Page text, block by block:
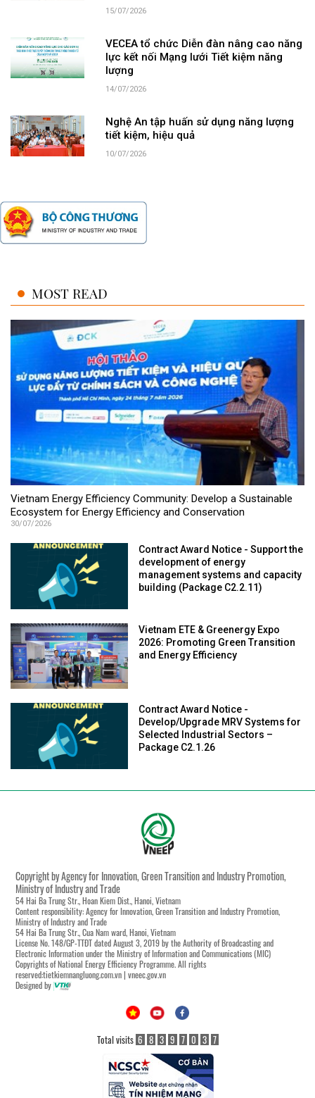
15/07/2026
VECEA tổ chức Diễn đàn nâng cao năng
lực kết nối Mạng lưới Tiết kiệm năng
lượng
14/07/2026
Nghệ An tập huấn sử dụng năng lượng
tiết kiệm, hiệu quả
10/07/2026
MOST READ
Vietnam Energy Efficiency Community: Develop a Sustainable
Ecosystem for Energy Efficiency and Conservation
30/07/2026
Contract Award Notice - Support the
development of energy
management systems and capacity
building (Package C2.2.11)
Vietnam ETE & Greenergy Expo
2026: Promoting Green Transition
and Energy Efficiency
Contract Award Notice -
Develop/Upgrade MRV Systems for
Selected Industrial Sectors –
Package C2.1.26
Copyright by Agency for Innovation, Green Transition and Industry Promotion,
Ministry of Industry and Trade
54 Hai Ba Trung Str., Hoan Kiem Dist., Hanoi, Vietnam
Content responsibility: Agency for Innovation, Green Transition and Industry Promotion,
Ministry of Industry and Trade
54 Hai Ba Trung Str., Cua Nam ward, Hanoi, Vietnam
License No. 148/GP-TTĐT dated August 3, 2019 by the Authority of Broadcasting and
Electronic Information under the Ministry of Information and Communications (MIC)
Copyrights of National Energy Efficiency Programme. All rights
reserved:tietkiemnangluong.com.vn | vneec.gov.vn
Designed by
Total visits 6 8 3 9 7 0 3 7